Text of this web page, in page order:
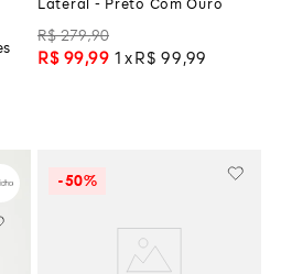
Lateral - Preto Com Ouro
R$ 279,90
R$ 99,99 1 R$ 99 ,99
-50%